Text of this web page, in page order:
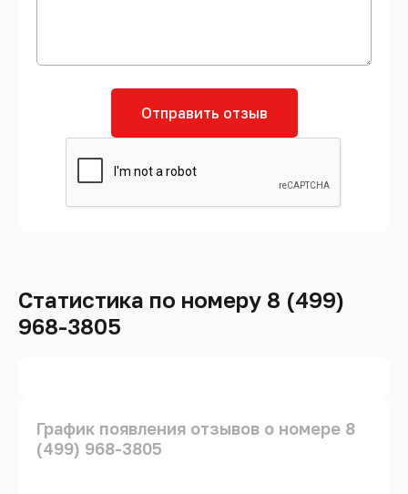
Отправить отзыв
Статистика по номеру 8 (499)
968-3805
График появления отзывов о номере 8
(499) 968-3805